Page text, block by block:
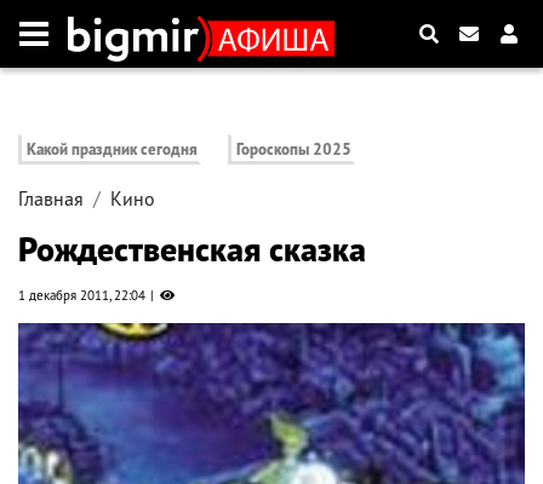
Какой праздник сегодня Гороскопы 2025
Главная Кино
Рождественская сказка
1 декабря 2011, 22:04